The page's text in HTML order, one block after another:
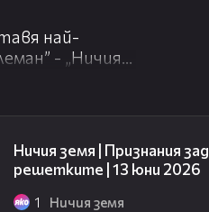
най-
- „Ничия
всяка
Ничия земя | Признания зад
решетките | 13 юни 2026
1 Ничия земя